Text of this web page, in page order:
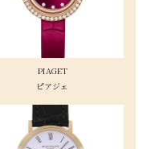
PIAGET
ピアジェ